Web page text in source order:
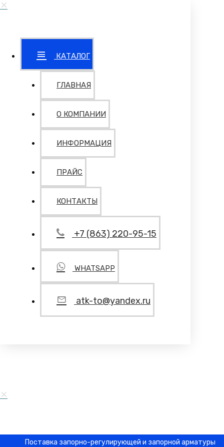
КАТАЛОГ
ГЛАВНАЯ
О КОМПАНИИ
ИНФОРМАЦИЯ
ПРАЙС
КОНТАКТЫ
+7 (863) 220-95-15
WHATSAPP
atk-to@yandex.ru
Поставка запорно-регулирующей и запорной арматуры